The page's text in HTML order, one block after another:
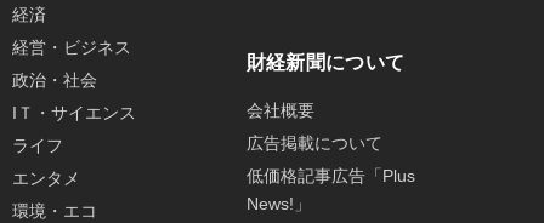
経済
経営・ビジネス
政治・社会
IＴ・サイエンス
ライフ
エンタメ
環境・エコ
財経新聞について
会社概要
広告掲載について
低価格記事広告「Plus
News!」